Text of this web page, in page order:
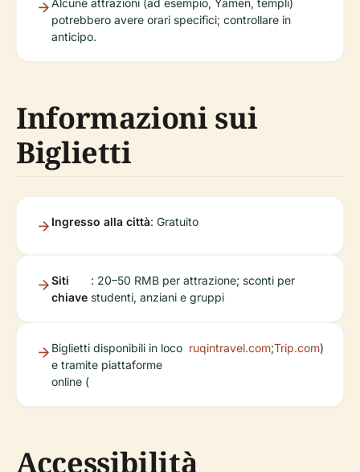
Alcune attrazioni (ad esempio, Yamen, templi)
potrebbero avere orari specifici; controllare in
anticipo.
Informazioni sui
Biglietti
Ingresso alla città: Gratuito
Siti
chiave
: 20–50 RMB per attrazione; sconti per
studenti, anziani e gruppi
Biglietti disponibili in loco
e tramite piattaforme
online (
ruqintravel.com;Trip.com)
Accessibilità